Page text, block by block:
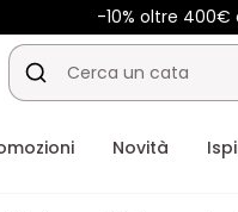
-10% oltre 400€
Novità